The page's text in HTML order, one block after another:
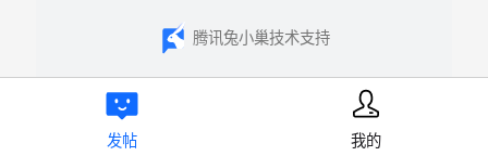
腾讯兔小巢技术支持
发帖 我的